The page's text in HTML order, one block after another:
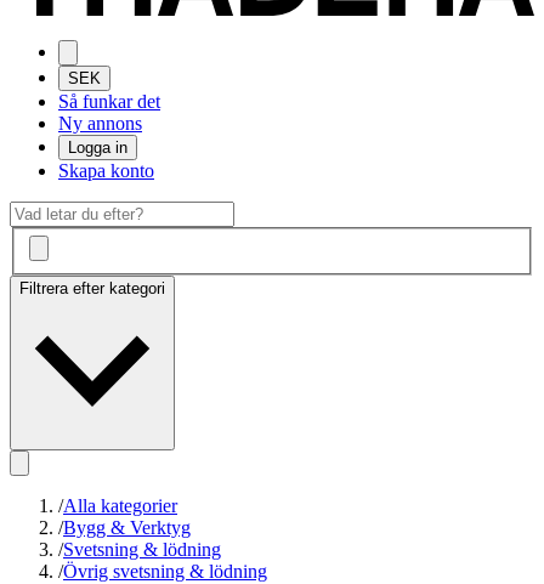
SEK
Så funkar det
Ny annons
Logga in
Skapa konto
Filtrera efter kategori
/Alla kategorier
/Bygg & Verktyg
/Svetsning & lödning
/Övrig svetsning & lödning